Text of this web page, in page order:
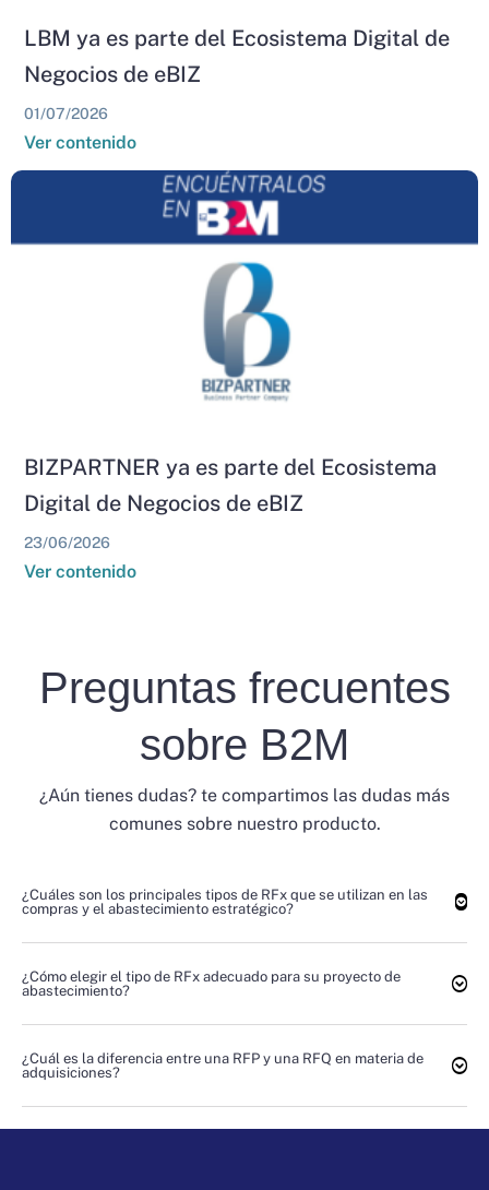
LBM ya es parte del Ecosistema Digital de
Negocios de eBIZ
01/07/2026
Ver contenido
BIZPARTNER ya es parte del Ecosistema
Digital de Negocios de eBIZ
23/06/2026
Ver contenido
Preguntas frecuentes
sobre B2M
¿Aún tienes dudas? te compartimos las dudas más
comunes sobre nuestro producto.
¿Cuáles son los principales tipos de RFx que se utilizan en las
compras y el abastecimiento estratégico?
¿Cómo elegir el tipo de RFx adecuado para su proyecto de
abastecimiento?
¿Cuál es la diferencia entre una RFP y una RFQ en materia de
adquisiciones?